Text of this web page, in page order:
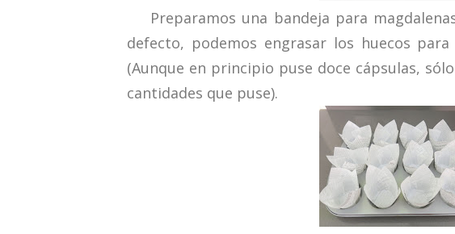
Preparamos una bandeja para
defecto, podemos engrasar los huecos
(Aunque en principio puse doce cápsulas,
cantidades que puse).